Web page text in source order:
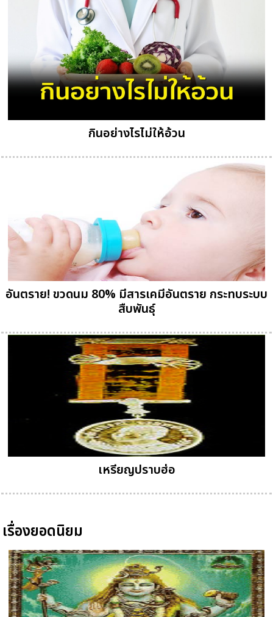
กินอย่างไรไม่ให้อ้วน
อันตราย! ขวดนม 80% มีสารเคมีอันตราย กระทบระบบ
สืบพันธุ์
เหรียญปราบฮ่อ
เรื่องยอดนิยม